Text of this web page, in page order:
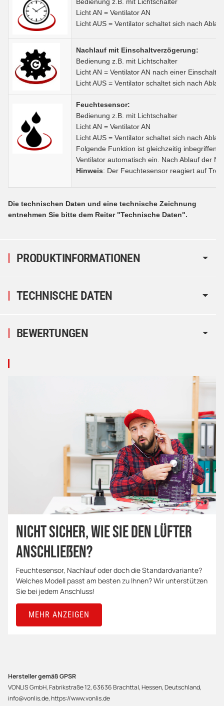
PRODUKTINFORMATIONEN
Licht AN = Ventilator AN
Licht AUS = Ventilator schaltet sich nach
Nachlauf mit Einschaltverzögerung:
Bedienung z.B. mit Lichtschalter
Licht AN = Ventilator AN nach einer
Licht AUS = Ventilator schaltet sich nach
Feuchtesensor:
Bedienung z.B. mit Lichtschalter
Licht AN = Ventilator AN
Licht AUS = Ventilator schaltet sich nach
Folgende Funktion ist gleichzeitig inbegriffen:
Ventilator automatisch ein. Nach Ablauf der
Hinweis: Der Feuchtesensor reagiert auf
Die technischen Daten und eine technische Zeichnung
entnehmen Sie bitte dem Reiter "Technische Daten".
TECHNISCHE DATEN
BEWERTUNGEN
Nicht sicher, wie Sie den Lüfter
anschließen?
Feuchtesensor, Nachlauf oder doch die Standardvariante?
Welches Modell passt am besten zu Ihnen? Wir unterstützen
Sie bei jedem Anschluss!
MEHR ANZEIGEN
Hersteller gemäß GPSR
VONLIS GmbH, Fabrikstraße 12, 63636 Brachttal, Hessen, Deutschland,
info@vonlis.de, https://www.vonlis.de